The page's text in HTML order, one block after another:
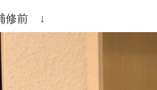
修前 ↓